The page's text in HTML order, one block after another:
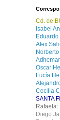
Cd. de
Isabel
Alex
Oscar
Lucía
Cecilia
SANTA
Rafaela:
Diego